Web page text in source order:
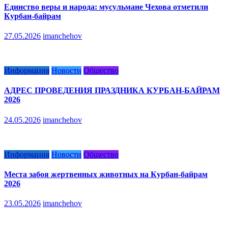
Единство веры и народа: мусульмане Чехова отметили
Курбан-байрам
27.05.2026 imanchehov
Информация Новости Общество
АДРЕС ПРОВЕДЕНИЯ ПРАЗДНИКА КУРБАН-БАЙРАМ
2026
24.05.2026 imanchehov
Информация Новости Общество
Места забоя жертвенных животных на Курбан-байрам
2026
23.05.2026 imanchehov